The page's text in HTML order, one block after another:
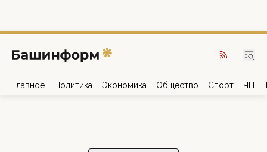
Главное Политика Экономика Общество Спорт ЧП